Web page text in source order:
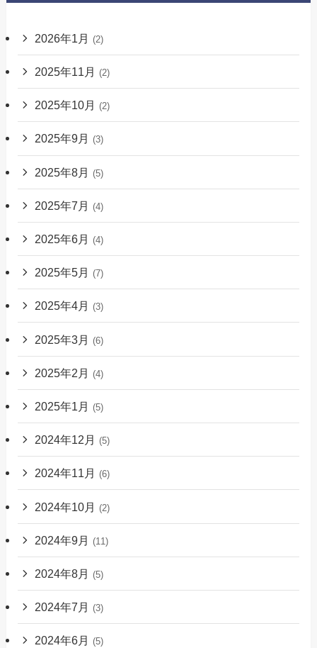
2026年1月 (2)
2025年11月 (2)
2025年10月 (2)
2025年9月 (3)
2025年8月 (5)
2025年7月 (4)
2025年6月 (4)
2025年5月 (7)
2025年4月 (3)
2025年3月 (6)
2025年2月 (4)
2025年1月 (5)
2024年12月 (5)
2024年11月 (6)
2024年10月 (2)
2024年9月 (11)
2024年8月 (5)
2024年7月 (3)
2024年6月 (5)